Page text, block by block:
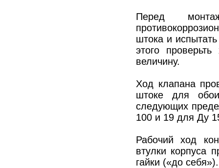
Перед
штока и
этого
величину.
Ход клапана
штоке для
следующих
100 и 19 для Дy
Рабочий ход
втулки корпуса
гайки («до себя»).